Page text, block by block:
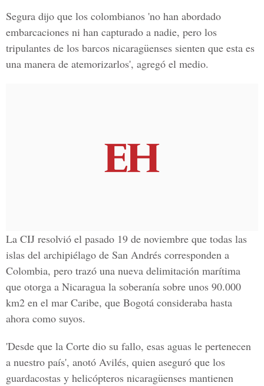
Segura dijo que los colombianos 'no han abordado
embarcaciones ni han capturado a nadie, pero los
tripulantes de los barcos nicaragüenses sienten que esta es
una manera de atemorizarlos', agregó el medio.
La CIJ resolvió el pasado 19 de noviembre que todas las
islas del archipiélago de San Andrés corresponden a
Colombia, pero trazó una nueva delimitación marítima
que otorga a Nicaragua la soberanía sobre unos 90.000
km2 en el mar Caribe, que Bogotá consideraba hasta
ahora como suyos.
'Desde que la Corte dio su fallo, esas aguas le pertenecen
a nuestro país', anotó Avilés, quien aseguró que los
guardacostas y helicópteros nicaragüenses mantienen